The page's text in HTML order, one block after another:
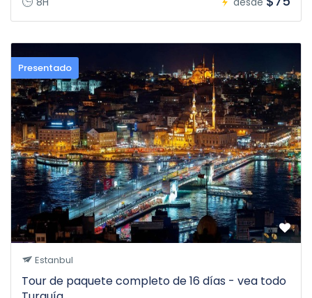
Presentado
Estanbul
Tour de paquete completo de 16 días - vea todo